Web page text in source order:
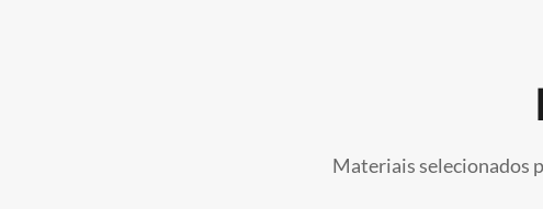
Materiais selecionados